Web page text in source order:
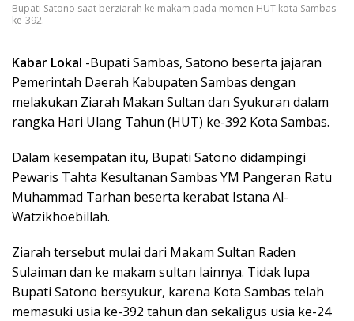
Bupati Satono saat berziarah ke makam pada momen HUT kota Sambas
ke-392.
Kabar Lokal -Bupati Sambas, Satono beserta jajaran
Pemerintah Daerah Kabupaten Sambas dengan
melakukan Ziarah Makan Sultan dan Syukuran dalam
rangka Hari Ulang Tahun (HUT) ke-392 Kota Sambas.
Dalam kesempatan itu, Bupati Satono didampingi
Pewaris Tahta Kesultanan Sambas YM Pangeran Ratu
Muhammad Tarhan beserta kerabat Istana Al-
Watzikhoebillah.
Ziarah tersebut mulai dari Makam Sultan Raden
Sulaiman dan ke makam sultan lainnya. Tidak lupa
Bupati Satono bersyukur, karena Kota Sambas telah
memasuki usia ke-392 tahun dan sekaligus usia ke-24